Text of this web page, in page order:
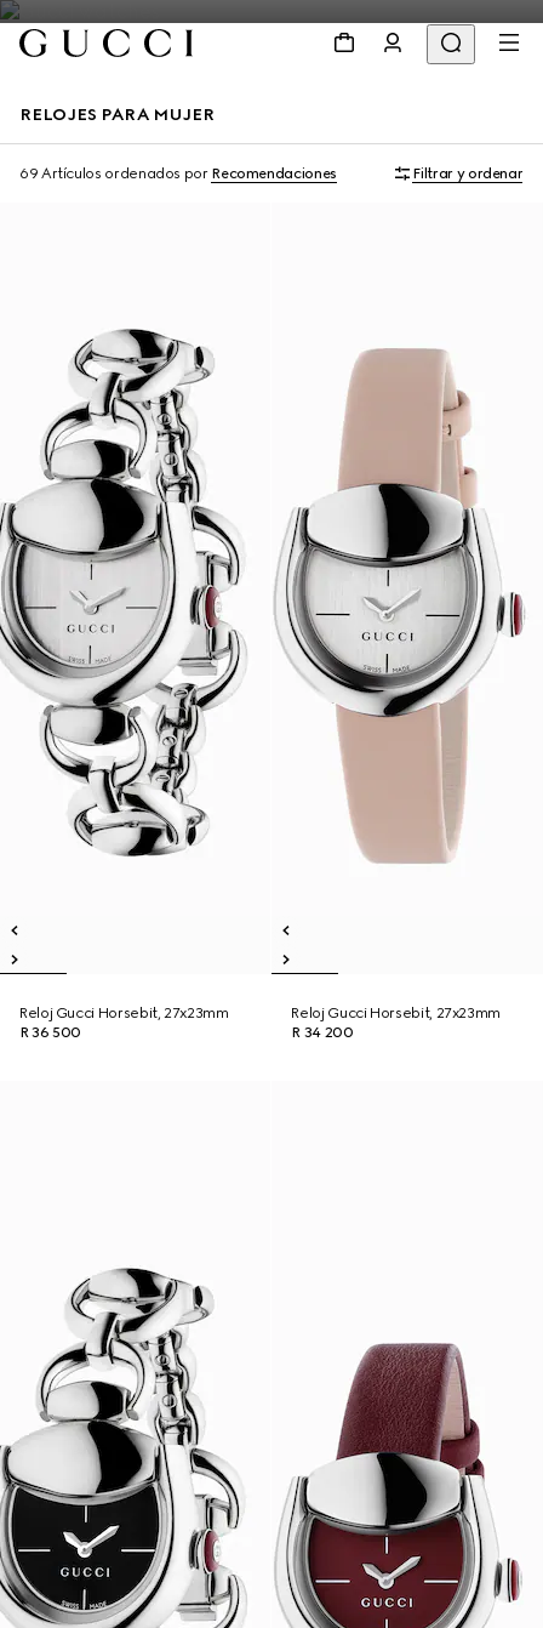
RELOJES PARA MUJER
69 Artículos ordenados por Recomendaciones Filtrar y ordenar
Reloj Gucci Horsebit, 27x23mm
R 36 500
Reloj Gucci Horsebit, 27x23mm
R 34 200